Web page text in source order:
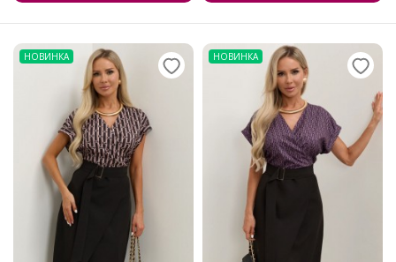
НОВИНКА НОВИНКА